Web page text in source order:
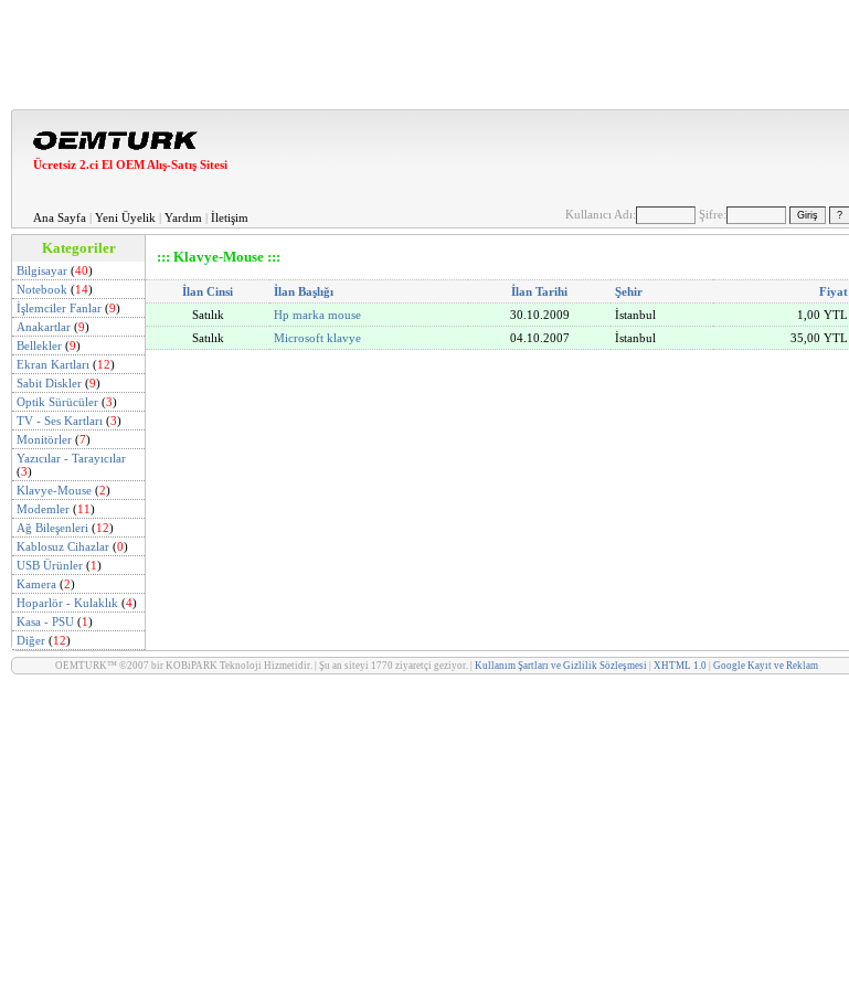
Ücretsiz 2.ci El OEM Alış-Satış Sitesi
Ana Sayfa | Yeni Üyelik | Yardım | İletişim Kullanıcı Adı: Şifre:
Kategoriler
Bilgisayar (40)
Notebook (14)
İşlemciler Fanlar (9)
Anakartlar (9)
Bellekler (9)
Ekran Kartları (12)
Sabit Diskler (9)
Optik Sürücüler (3)
TV - Ses Kartları (3)
Monitörler (7)
Yazıcılar - Tarayıcılar
(3)
Klavye-Mouse (2)
Modemler (11)
Ağ Bileşenleri (12)
Kablosuz Cihazlar (0)
USB Ürünler (1)
Kamera (2)
Hoparlör - Kulaklık (4)
Kasa - PSU (1)
Diğer (12)
::: Klavye-Mouse :::
İlan Cinsi İlan Başlığı İlan Tarihi Şehir
Fiyat
Satılık
Hp marka mouse 30.10.2009 İstanbul
1,00 YTL
Satılık
Microsoft klavye 04.10.2007 İstanbul 35,00 YTL
OEMTURK™ ©2007 bir KOBiPARK Teknoloji Hizmetidir. | Şu an siteyi 1770 ziyaretçi geziyor. | Kullanım Şartları ve Gizlilik Sözleşmesi XHTML 1.0 Google Kayıt ve Reklam